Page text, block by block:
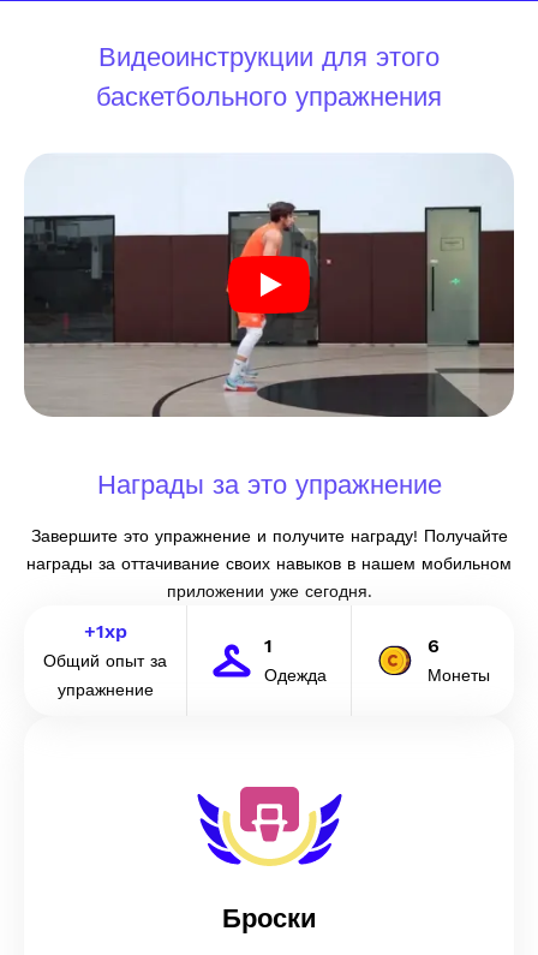
Видеоинструкции для этого
баскетбольного упражнения
Награды за это упражнение
Завершите это упражнение и получите награду! Получайте
награды за оттачивание своих навыков в нашем мобильном
приложении уже сегодня.
+1xp
Общий опыт за
упражнение
1
Одежда
6
Монеты
Броски